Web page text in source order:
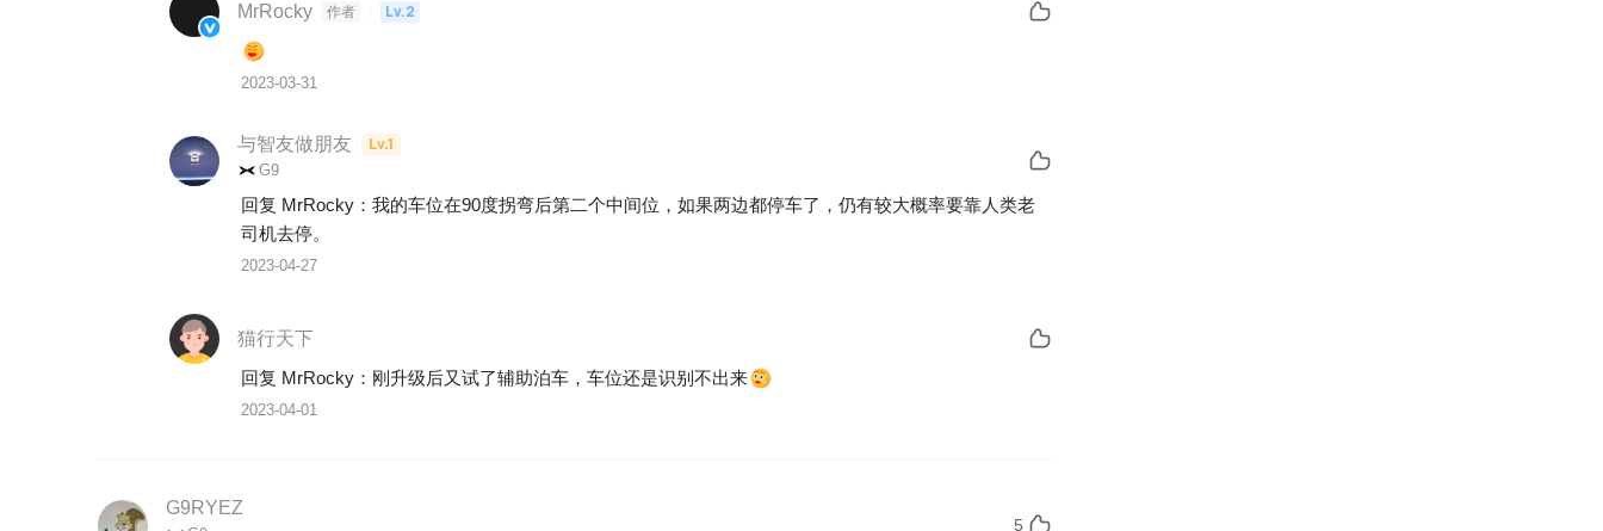
MrRocky 作者 Lv.2
2023-03-31
与智友做朋友 Lv.1
G9
回复 MrRocky ： 我的车位在90度拐弯后第二个中间位，如果两边都停车了，仍有较大概率要靠人类老
司机去停。
2023-04-27
猫行天下
回复 MrRocky ： 刚升级后又试了辅助泊车，车位还是识别不出来
2023-04-01
G9RYEZ
5